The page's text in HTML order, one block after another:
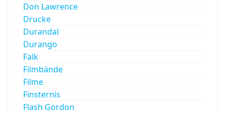
Don Lawrence
Drucke
Durandal
Durango
Falk
Filmbände
Filme
Finsternis
Flash Gordon